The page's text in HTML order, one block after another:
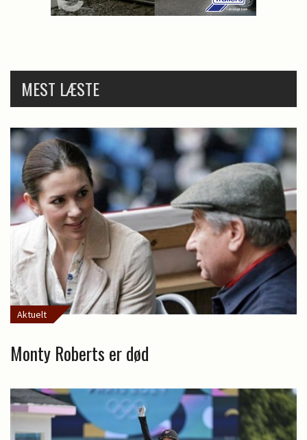
MEST LÆSTE
Aktuelt
Monty Roberts er død